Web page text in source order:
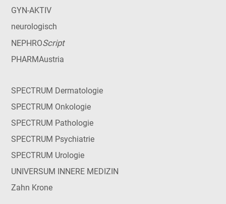
GYN-AKTIV
neurologisch
NEPHROScript
PHARMAustria
SPECTRUM Dermatologie
SPECTRUM Onkologie
SPECTRUM Pathologie
SPECTRUM Psychiatrie
SPECTRUM Urologie
UNIVERSUM INNERE MEDIZIN
Zahn Krone